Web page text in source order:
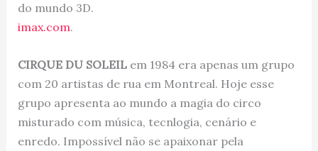
do mundo 3D.
imax.com.
CIRQUE DU SOLEILem 1984 era apenas um grupo
com 20 artistas de rua em Montreal. Hoje esse
grupo apresenta ao mundo a magia do circo
misturado com música, tecnlogia, cenário e
enredo. Impossível não se apaixonar pela